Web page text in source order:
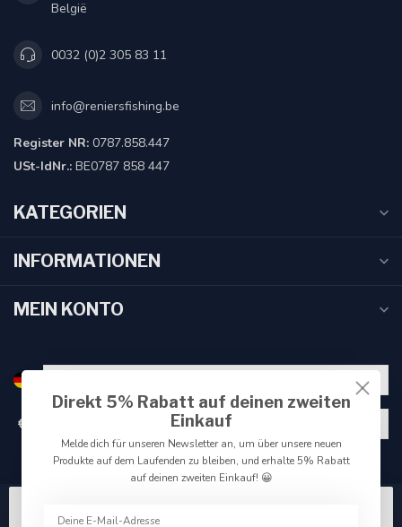
België
0032 (0)2 305 83 11
info@reniersfishing.be
Register NR: 0787.858.447
USt-IdNr.: BE0787 858 447
KATEGORIEN
INFORMATIONEN
MEIN KONTO
€
Direkt 5% Rabatt auf deinen zweiten
Einkauf
Melde dich für unseren Newsletter an, um über unsere neuen
Produkte auf dem Laufenden zu bleiben, und erhalte 5% Rabatt
auf deinen zweiten Einkauf! 😀